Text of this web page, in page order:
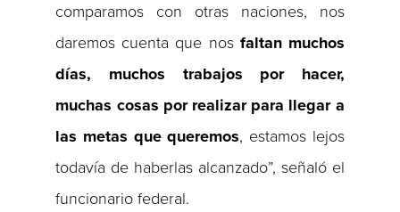
comparamos con otras naciones, nos
daremos cuenta que nosfaltan muchos
días, muchos trabajos por hacer,
muchas cosas por realizar para llegar a
las metas que queremos, estamos lejos
todavía de haberlas alcanzado”, señaló el
funcionario federal.